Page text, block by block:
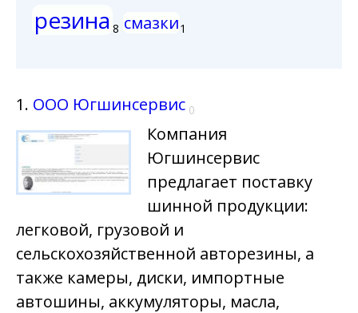
резина 8 смазки1
1. ООО Югшинсервис 0
Компания
Югшинсервис
предлагает поставку
шинной продукции:
легковой, грузовой и
сельскохозяйственной авторезины, а
также камеры, диски, импортные
автошины, аккумуляторы, масла,